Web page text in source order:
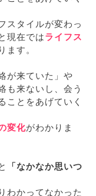
スタイルが変わっ
現在ではライフス
ます。
が来ていた」や
も来ないし、会う
ことをあげていく
変化がわかりま
「なかなか思いつ
わかってなかった